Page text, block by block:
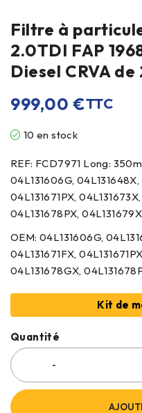
Filtre à
2.0TDI FAP
Diesel CRVA de
999,00€TTC
10 en stock
REF: FCD7971 Long:
04L131606G,
04L131671PX,
04L131678PX,
OEM: 04L131606G,
04L131671FX,
04L131678GX,
Kit de
Quantité